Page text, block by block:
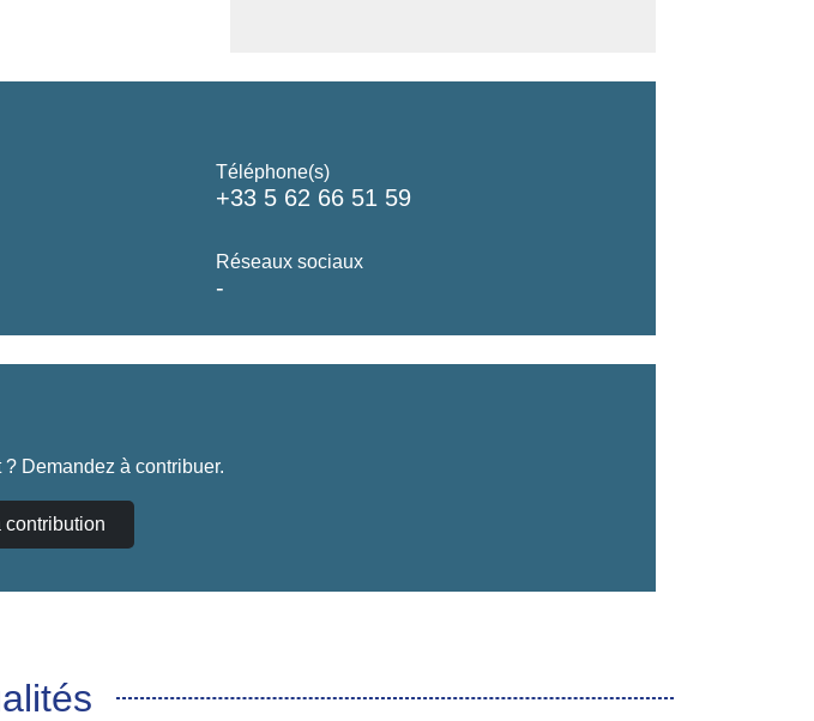
Téléphone(s)
+33 5 62 66 51 59
Réseaux sociaux
-
Demandez à contribuer.
contribution